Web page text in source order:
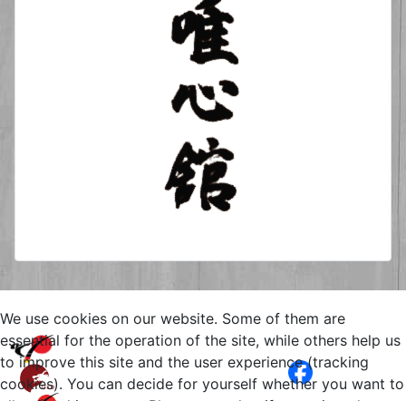
Copyright © 2026 Yuishinkan
Goju-Ryu Karate-Do Kamen
Bergkamen. All Rights Reserved.
Impressum
We use cookies on our website. Some of them are
essential for the operation of the site, while others help us
to improve this site and the user experience (tracking
cookies). You can decide for yourself whether you want to